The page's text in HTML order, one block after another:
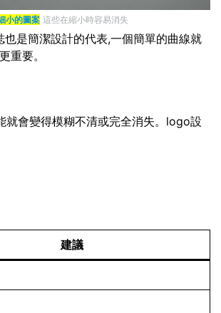
小的圖案 這些在縮小時容易消失
是簡潔設計的代表,一個簡單的曲線就
重要。
就會變得模糊不清或完全消失。logo設
建議